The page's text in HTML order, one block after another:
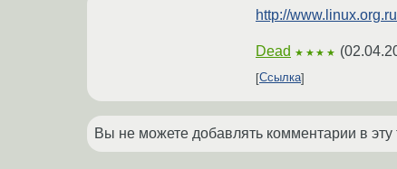
http://
Dead ★★★★ (
Ссылка
Вы не можете добавлять комментарии в